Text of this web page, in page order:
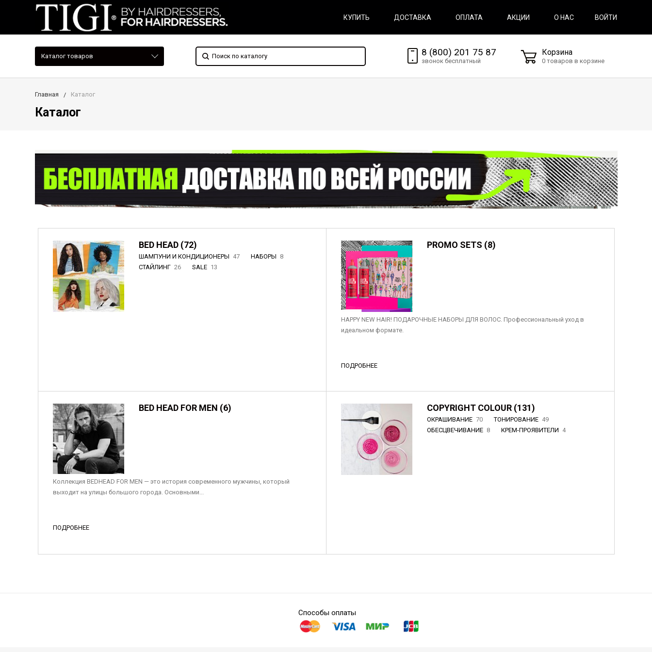
КУПИТЬ ДОСТАВКА ОПЛАТА АКЦИИ О НАС ВОЙТИ
Каталог товаров 8 (800) 201 75 87
звонок бесплатный
Корзина
0 товаров в корзине
Главная Каталог
Каталог
BED HEAD (72)
ШАМПУНИ И КОНДИЦИОНЕРЫ 47 НАБОРЫ 8
СТАЙЛИНГ 26 SALE 13
PROMO SETS (8)
HAPPY NEW HAIR! ПОДАРОЧНЫЕ НАБОРЫ ДЛЯ ВОЛОС. Профессиональный уход в
идеальном формате.
ПОДРОБНЕЕ
BED HEAD FOR MEN (6)
Коллекция BEDHEAD FOR MEN — это история современного мужчины, который
выходит на улицы большого города. Основными...
ПОДРОБНЕЕ
COPYRIGHT COLOUR (131)
ОКРАШИВАНИЕ 70 ТОНИРОВАНИЕ 49
ОБЕСЦВЕЧИВАНИЕ 8 КРЕМ-ПРОЯВИТЕЛИ 4
Способы оплаты